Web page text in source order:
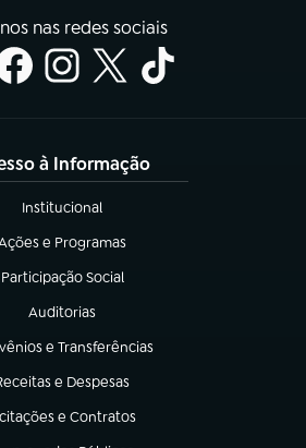
nas redes sociais
à Informação
Institucional
(abre em nova aba)
e Programas
em nova aba)
Participação Social
(abre em nova aba)
Auditorias
(abre em nova aba)
e Transferências
em nova aba)
e Despesas
em nova aba)
e Contratos
em nova aba)